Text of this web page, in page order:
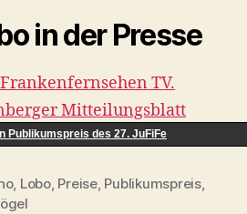
in der Presse
TV.
Mitteilungsblatt
Publikumspreis des 27. JuFiFe
, Lobo, Preise, Publikumspreis,